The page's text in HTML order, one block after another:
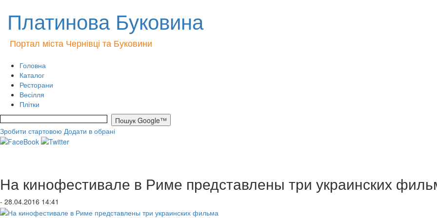
Платинова Буковина
Портал міста Чернівці та Буковини
Головна
Каталог
Ресторани
Весілля
Плітки
Зробити стартовою Додати в обрані
На кинофестивале в Риме представлены три украинских
- 28.04.2016 14:41